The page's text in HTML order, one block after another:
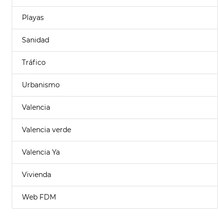
Playas
Sanidad
Tráfico
Urbanismo
Valencia
Valencia verde
Valencia Ya
Vivienda
Web FDM